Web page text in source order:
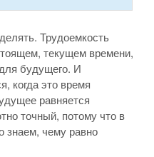
Трудоемкость
текущем времени,
будущего. И
когда это время
равняется
точный, потому что в
знаем, чему равно